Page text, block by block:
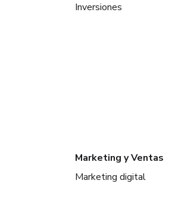
Inversiones
Marketing y Ventas
Marketing digital